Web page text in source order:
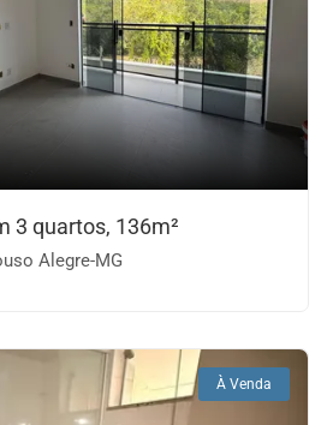
3 quartos, 136m²
Alegre-MG
À Venda